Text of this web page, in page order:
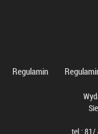
Regulamin
tel.: 81/